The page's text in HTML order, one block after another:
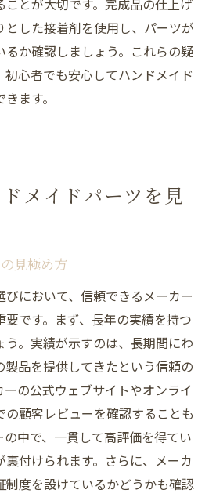
とが大切です。完成品の仕上げ
とした接着剤を使用し、パーツが
るか確認しましょう。これらの疑
心者でも安心してハンドメイド
ます。
メイドパーツを見
見極め方
において、信頼できるメーカー
です。まず、長年の実績を持つ
う。実績が示すのは、長期間にわ
製品を提供してきたという信頼の
の公式ウェブサイトやオンライ
の顧客レビューを確認することも
中で、一貫して高評価を得てい
付けられます。さらに、メーカ
制度を設けているかどうかも確認